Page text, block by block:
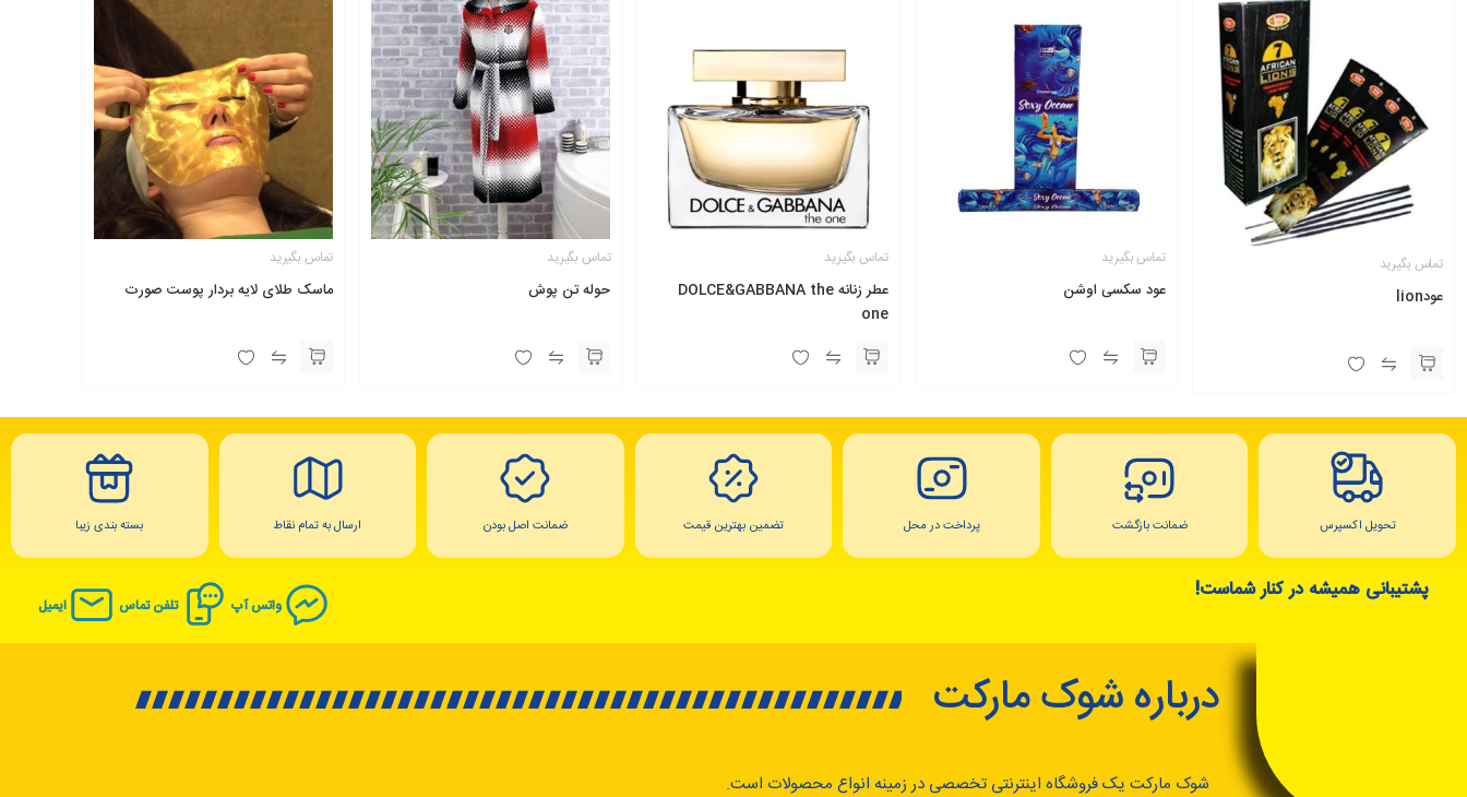
تماس بگیرید
عودlion
تماس بگیرید
عود سکسی اوشن
تماس بگیرید
عطر زنانه DOLCE&GABBANA the
one
تماس بگیرید
حوله تن پوش
تماس بگیرید
ماسک طلای لایه بردار پوست صورت
تحویل اکسپرس ضمانت بازگشت پرداخت در محل تضمین بهترین قیمت ضمانت اصل بودن ارسال به تمام نقاط بسته بندی زیبا
پشتیبانی همیشه در کنار شماست!
واتس آپ تلفن تماس ایمیل
درباره شوک مارکت
شوک مارکت یک فروشگاه اینترنتی تخصصی در زمینه انواع محصولات است.